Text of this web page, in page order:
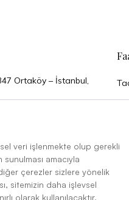
Ortaköy – İstanbul,